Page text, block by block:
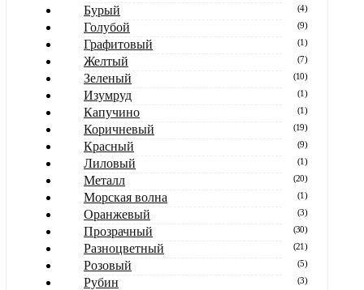
Бурый (4)
Голубой (9)
Графитовый (1)
Желтый (7)
Зеленый (10)
Изумруд (1)
Капучино (1)
Коричневый (19)
Красный (9)
Лиловый (1)
Металл (20)
Морская волна (1)
Оранжевый (3)
Прозрачный (30)
Разноцветный (21)
Розовый (5)
Рубин (3)